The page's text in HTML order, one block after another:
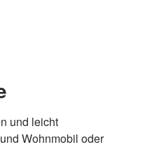
und leicht
Wohnmobil oder